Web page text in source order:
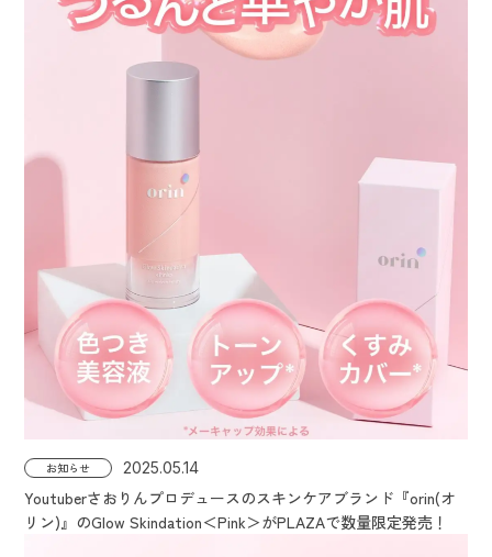
お知らせ 2025.05.14
Youtuberさおりんプロデュースのスキンケアブランド『orin(オ
リン)』のGlow Skindation＜Pink＞がPLAZAで数量限定発売！